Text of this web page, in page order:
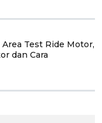
Test Ride Motor,
dan Cara